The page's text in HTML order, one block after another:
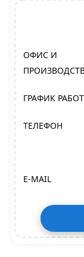
ОФИС И
ГРАФИК
ТЕЛЕФОН
E-MAIL